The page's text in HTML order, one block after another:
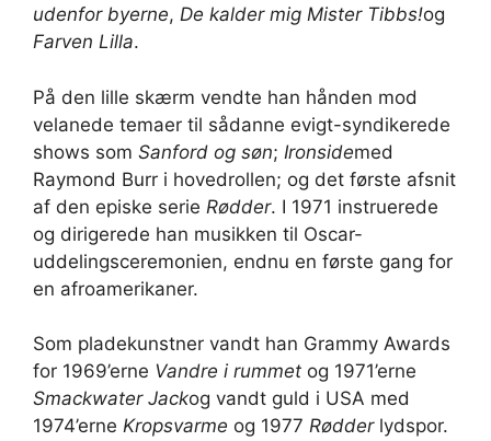
udenfor byerne, De kalder mig Mister Tibbs!og
Farven Lilla.
På den lille skærm vendte han hånden mod
velanede temaer til sådanne evigt-syndikerede
shows som Sanford og søn; Ironsidemed
Raymond Burr i hovedrollen; og det første afsnit
af den episke serie Rødder. I 1971 instruerede
og dirigerede han musikken til Oscar-
uddelingsceremonien, endnu en første gang for
en afroamerikaner.
Som pladekunstner vandt han Grammy Awards
for 1969’erne Vandre i rummet og 1971’erne
Smackwater Jackog vandt guld i USA med
1974’erne Kropsvarme og 1977 Rødderlydspor.